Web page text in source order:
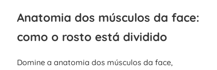
Anatomia dos músculos da face:
como o rosto está dividido
Domine a anatomia dos músculos da face,